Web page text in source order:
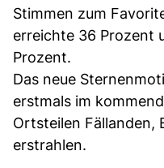
Stimmen zum
erreichte 36 Prozent
Prozent.
Das neue
erstmals im
Ortsteilen Fällanden,
erstrahlen.